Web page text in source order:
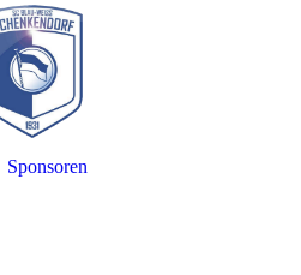
Sponsoren